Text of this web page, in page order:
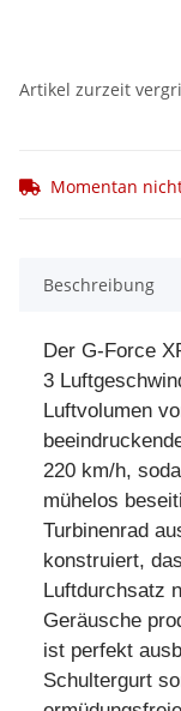
Artikel zurzeit
Momentan
Beschreibung
Der G-Force
3
Luftvolumen
220 km/h,
mühelos
Turbinenrad
konstruiert,
Luftdurchsatz
Geräusche
ist perfekt
Schultergurt